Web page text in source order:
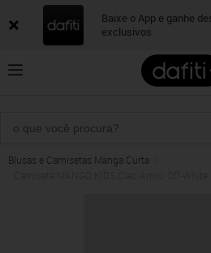
Baixe o App e ganhe
exclusivos
Blusas e Camisetas Manga Curta